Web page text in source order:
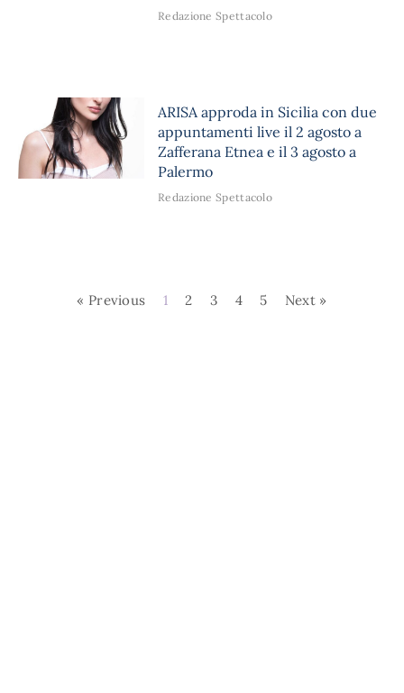
Redazione Spettacolo
ARISA approda in Sicilia con due
appuntamenti live il 2 agosto a
Zafferana Etnea e il 3 agosto a
Palermo
Redazione Spettacolo
« Previous 1 2 3 4 5 Next »